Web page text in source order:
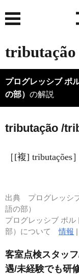
tributação
プログレッシブ ポ
の部） の解説
tributação /
［[複] tributações
出典 プログレッシ
語の部）
プログレッシブ ポ
部）について情報 |
客室点検スタッ
遇/未経験でも研